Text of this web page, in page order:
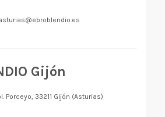
Gijón
Porceyo, 33211 Gijón (Asturias)